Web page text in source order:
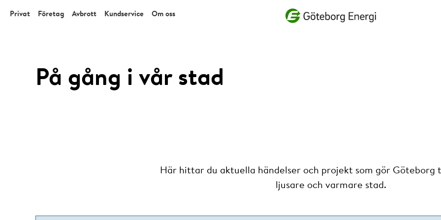
Vad vill du söka efter?
Privat Företag Avbrott Kundservice Om oss
På gång i vår stad
Här hittar du aktuella händelser och projekt som gör Göteborg
ljusare och varmare stad.